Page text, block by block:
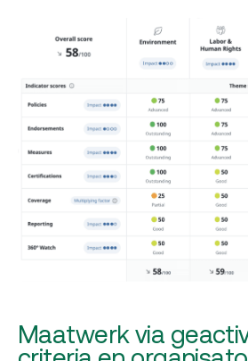
Maatwerk via